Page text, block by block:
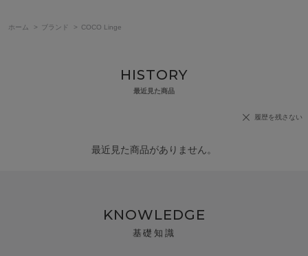
ホーム > ブランド > COCO Linge
HISTORY
最近見た商品
履歴を残さない
最近見た商品がありません。
KNOWLEDGE
基礎知識